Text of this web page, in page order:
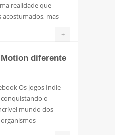
realidade que
acostumados, mas
+
diferente
Os jogos Indie
o
mundo dos